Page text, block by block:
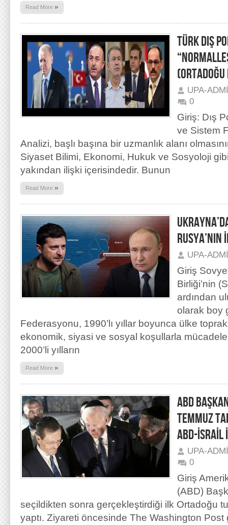
Read More »
TÜRK DIŞ
UPA-
0
Giriş: Dış
ve Sistem
Analizi, başlı başına bir uzmanlık alanı
Siyaset Bilimi, Ekonomi, Hukuk ve Sosyoloji
yakından ilişki içerisindedir. Bunun
Read More »
RUSYA’NIN
UPA-
Giriş
Birliği’nin
ardından
olarak boy
Federasyonu, 1990’lı yıllar boyunca ülke
ekonomik, siyasi ve sosyal koşullarla
2000’li yılların
Read More »
ABD
TEMMUZ
ABD-İSRAİL
UPA-
0
Giriş
(ABD)
seçildikten sonra gerçekleştirdiği ilk Ortadoğu
yaptı. Ziyareti öncesinde The Washington Post